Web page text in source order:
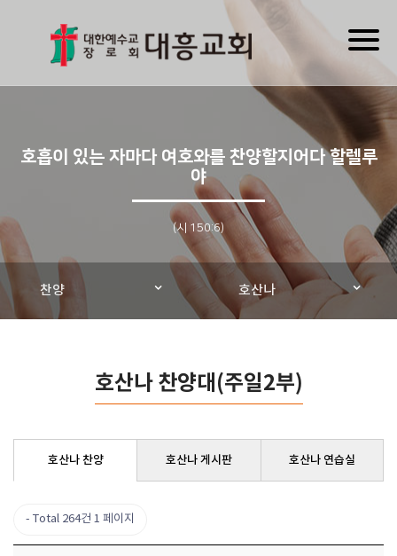
호흡이 있는 자마다 여호와를 찬양할지어다 할렐루
야
(시 150:6)
찬양 호산나
호산나 찬양대(주일2부)
호산나 찬양 호산나 게시판 호산나 연습실
Total 264건 1 페이지